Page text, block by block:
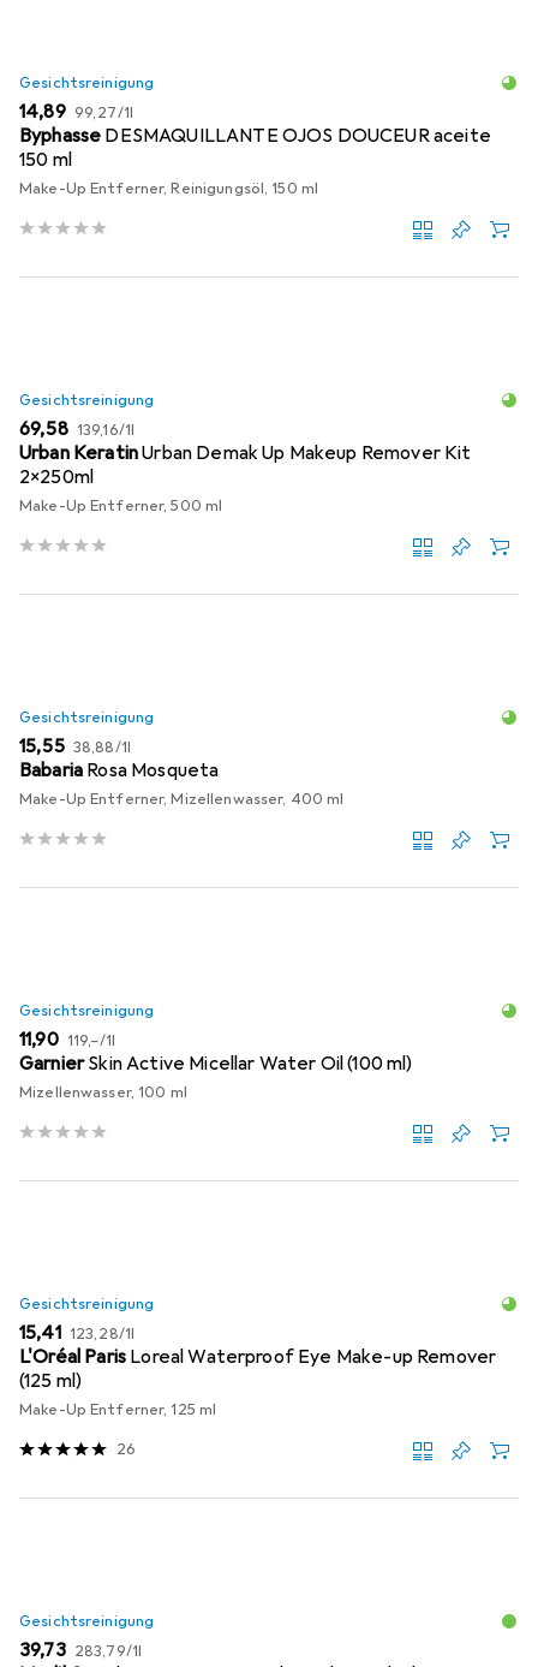
Gesichtsreinigung
EUR
14,89 EUR
99,27/1l
Byphasse DESMAQUILLANTE OJOS DOUCEUR aceite
150 ml
Make-Up Entferner, Reinigungsöl, 150 ml
Gesichtsreinigung
EUR
69,58 EUR
139,16/1l
Urban KeratinUrban Demak Up Makeup Remover Kit
2x250ml
Make-Up Entferner, 500 ml
Gesichtsreinigung
EUR
15,55 EUR
38,88/1l
Babaria Rosa Mosqueta
Make-Up Entferner, Mizellenwasser, 400 ml
Gesichtsreinigung
EUR
11,90 EUR
119,–/1l
GarnierSkin Active Micellar Water Oil (100 ml)
Mizellenwasser, 100 ml
Gesichtsreinigung
EUR
15,41 EUR
123,28/1l
L'Oréal Paris Loreal Waterproof Eye Make-up Remover
(125 ml)
Make-Up Entferner, 125 ml
26
Gesichtsreinigung
EUR
39,73 EUR
283,79/1l